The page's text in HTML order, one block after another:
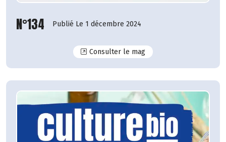
N°134 Publié Le 1 décembre 2024
Consulter le magN°134